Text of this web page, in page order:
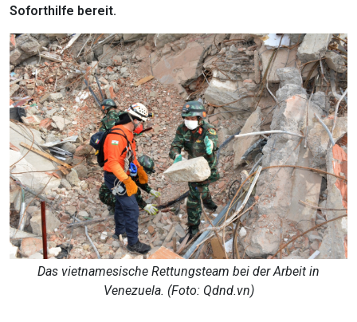
Soforthilfe bereit.
Das vietnamesische Rettungsteam bei der Arbeit in
Venezuela. (Foto: Qdnd.vn)